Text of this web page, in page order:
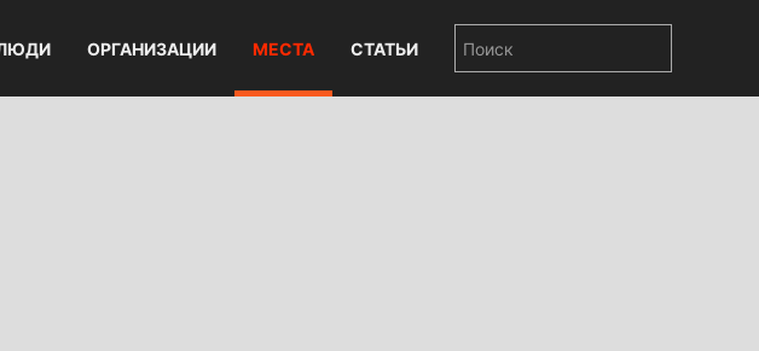
ОРГАНИЗАЦИИ МЕСТА СТАТЬИ